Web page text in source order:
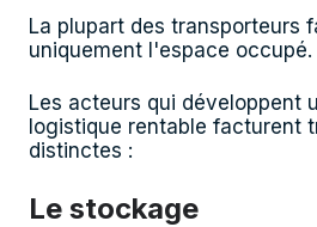
La plupart des transporteurs
uniquement l'espace occupé.
Les acteurs qui développent
logistique rentable facturent
distinctes :
Le stockage